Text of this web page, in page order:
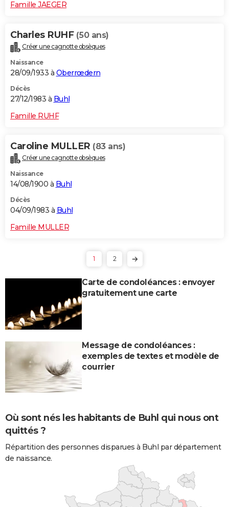
Famille JAEGER
Charles RUHF (50 ans)
Créer une cagnotte obsèques
Naissance
28/09/1933 à Oberrœdern
Décès
27/12/1983 à Buhl
Famille RUHF
Caroline MULLER (83 ans)
Créer une cagnotte obsèques
Naissance
14/08/1900 à Buhl
Décès
04/09/1983 à Buhl
Famille MULLER
1 2
Carte de condoléances : envoyer
gratuitement une carte
Message de condoléances :
exemples de textes et modèle de
courrier
Où sont nés les habitants de Buhl qui nous ont
quittés ?
Répartition des personnes disparues à Buhl par département
de naissance.